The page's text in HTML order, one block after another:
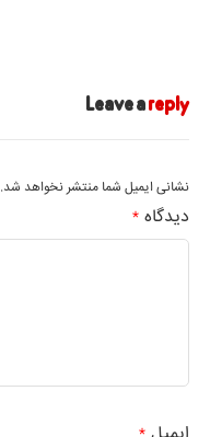
Leave areply
نشانی ایمیل شما منتشر نخواهد شد.
دیدگاه *